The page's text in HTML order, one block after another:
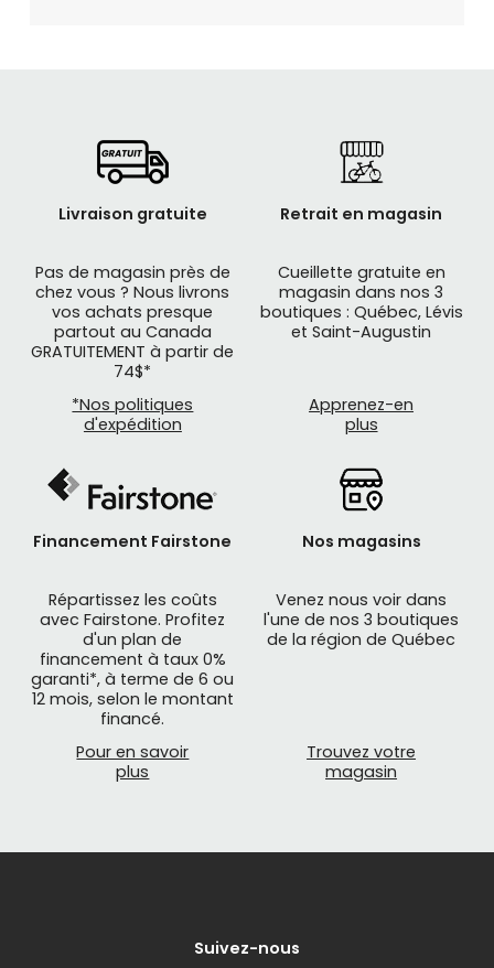
Livraison gratuite
Pas de magasin près de
chez vous ? Nous livrons
vos achats presque
partout au Canada
GRATUITEMENT à partir de
74$*
*Nos politiques
d'expédition
Retrait en magasin
Cueillette gratuite en
magasin dans nos 3
boutiques : Québec, Lévis
et Saint-Augustin
Apprenez-en
plus
Financement Fairstone
Répartissez les coûts
avec Fairstone. Profitez
d'un plan de
financement à taux 0%
garanti*, à terme de 6 ou
12 mois, selon le montant
financé.
Pour en savoir
plus
Nos magasins
Venez nous voir dans
l'une de nos 3 boutiques
de la région de Québec
Trouvez votre
magasin
Suivez-nous